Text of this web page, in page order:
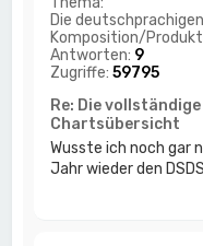
Die
Komposition/
Antworten: 9
Zugriffe:59795
Re: Die
Chartsübersicht
Wusste ich noch gar
Jahr wieder den